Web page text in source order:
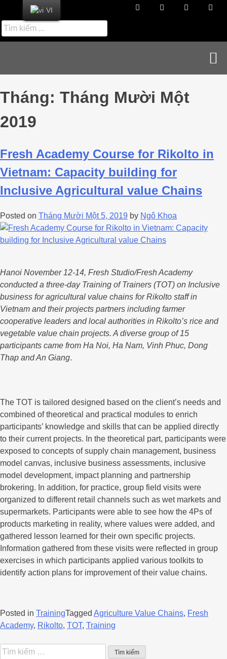
Tháng: Tháng Mười Một
2019
Fresh Academy Course for Rikolto in
Vietnam: Capacity building for
Inclusive Agricultural value Chains
Posted on Tháng Mười Một 5, 2019 by Ngô Khoa
Hanoi November 12-14, Fresh Studio/Fresh Academy
conducted a three-day Training of Trainers (TOT) on Inclusive
business for agricultural value chains for Rikolto staff in
Vietnam and their projects partners including farmer
cooperative leaders and local authorities in Rikolto’s rice and
vegetable value chain projects. A diverse group of 15
participants came from Ha Noi, Ha Nam, Vinh Phuc, Dong
Thap and An Giang.
The TOT is tailored designed based on the client’s needs and
combined of theoretical and practical modules to enrich
participants’ knowledge and skills that can be applied directly
to their current projects. In the theoretical part, participants were
exposed to concepts of supply chain management, business
model canvas, inclusive business assessments, inclusive
model development, impact planning and partnership
brokering. In addition, for practice, group field visits were
organized to different retail channels such as wet markets and
supermarkets. Participants were able to see how the 4Ps of
products marketing in reality, where values were added, and
gathered lesson learned for their own specific projects.
Information gathered from these visits were reflected in group
exercises in which participants applied various toolkits to
identify action plans for improvement of their value chains.
Posted in TrainingTagged Agriculture Value Chains, Fresh
Academy, Rikolto, TOT, Training
VI